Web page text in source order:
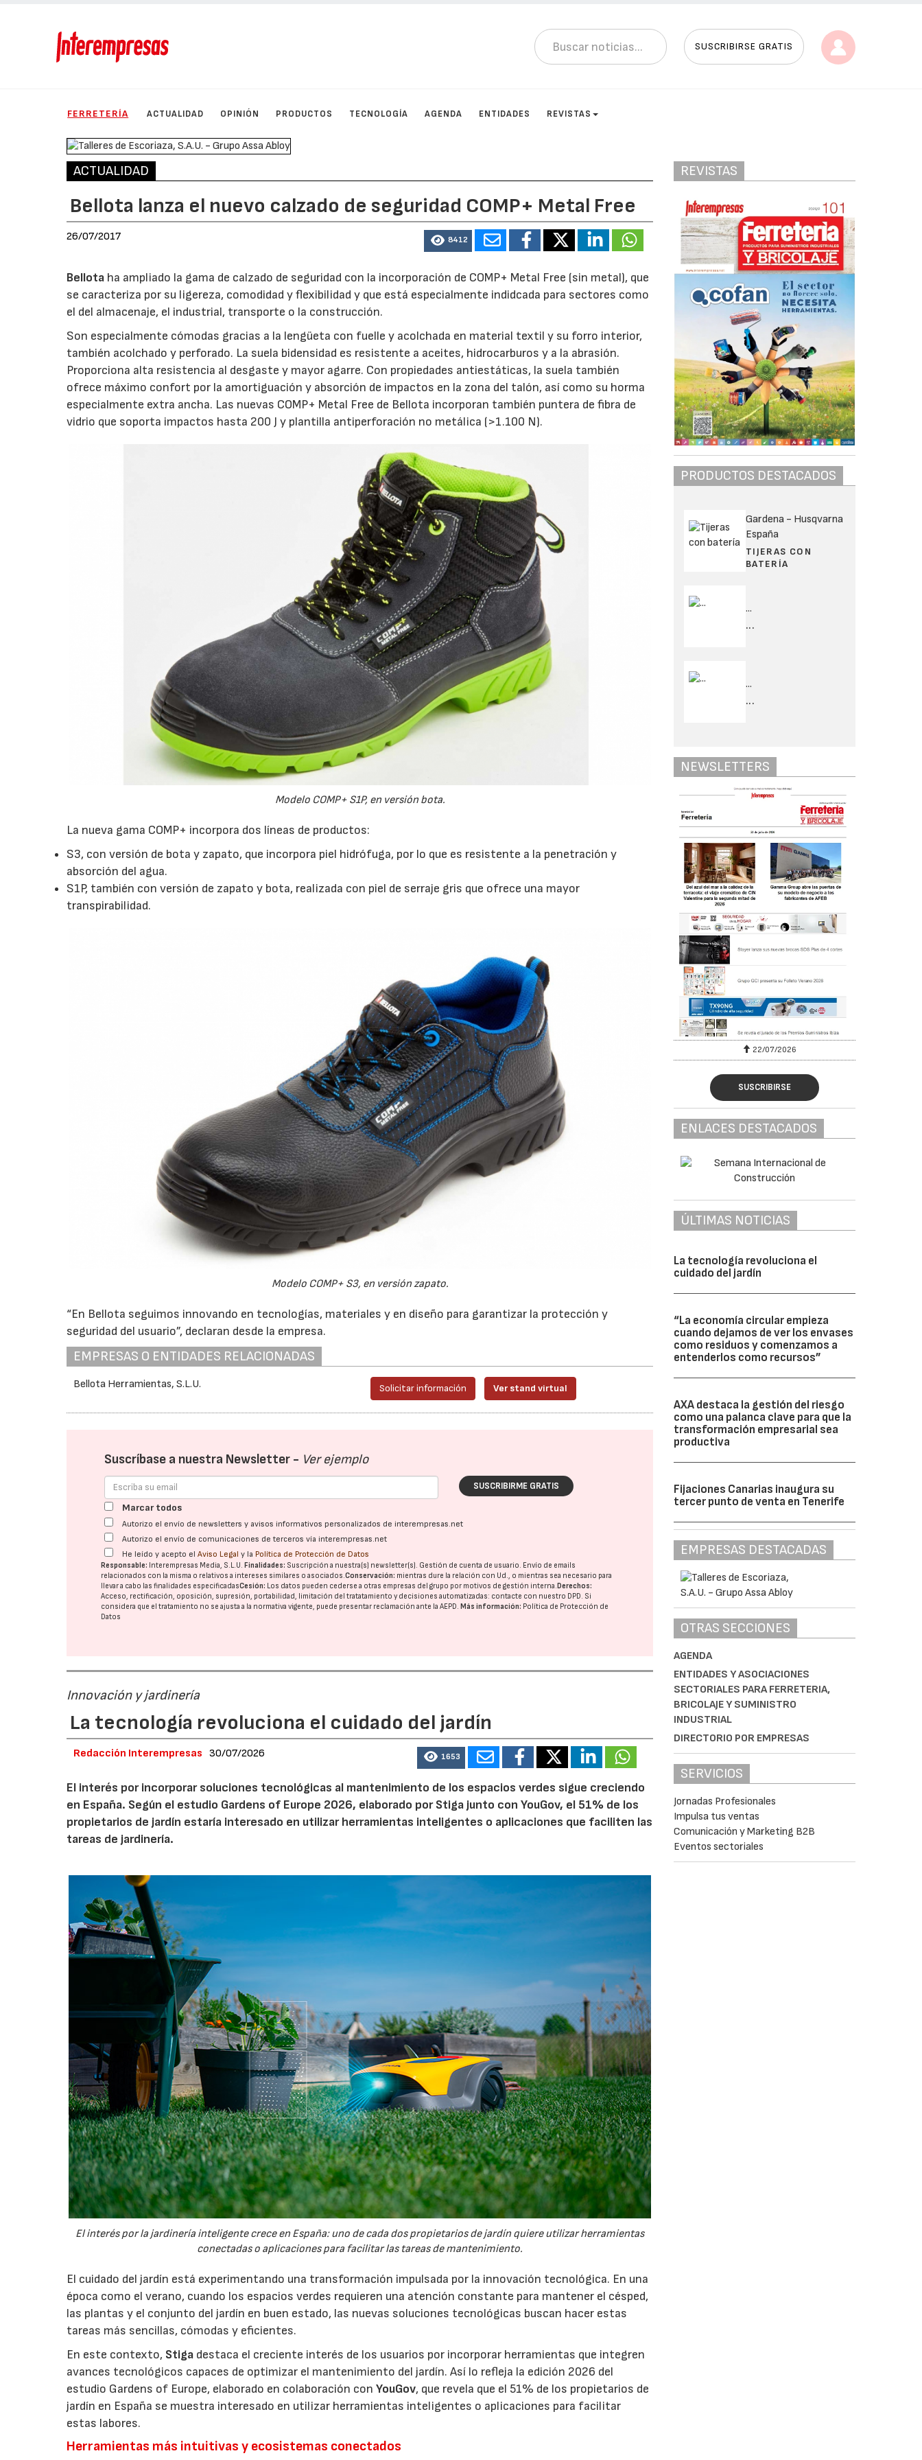
SUSCRIBIRSE GRATIS
FERRETERÍA ACTUALIDAD OPINIÓN PRODUCTOS TECNOLOGÍA AGENDA ENTIDADES REVISTAS
ACTUALIDAD
Bellota lanza el nuevo calzado de seguridad COMP+ Metal Free
26/07/2017 8412
Bellota ha ampliado la gama de calzado de seguridad con la incorporación de COMP+ Metal Free (sin metal), que
se caracteriza por su ligereza, comodidad y flexibilidad y que está especialmente indidcada para sectores como
el del almacenaje, el industrial, transporte o la construcción.
Son especialmente cómodas gracias a la lengüeta con fuelle y acolchada en material textil y su forro interior,
también acolchado y perforado. La suela bidensidad es resistente a aceites, hidrocarburos y a la abrasión.
Proporciona alta resistencia al desgaste y mayor agarre. Con propiedades antiestáticas, la suela también
ofrece máximo confort por la amortiguación y absorción de impactos en la zona del talón, así como su horma
especialmente extra ancha. Las nuevas COMP+ Metal Free de Bellota incorporan también puntera de fibra de
vidrio que soporta impactos hasta 200 J y plantilla antiperforación no metálica (>1.100 N).
Modelo COMP+ S1P, en versión bota.
La nueva gama COMP+ incorpora dos líneas de productos:
S3, con versión de bota y zapato, que incorpora piel hidrófuga, por lo que es resistente a la penetración y
absorción del agua.
S1P, también con versión de zapato y bota, realizada con piel de serraje gris que ofrece una mayor
transpirabilidad.
Modelo COMP+ S3, en versión zapato.
“En Bellota seguimos innovando en tecnologías, materiales y en diseño para garantizar la protección y
seguridad del usuario”, declaran desde la empresa.
EMPRESAS O ENTIDADES RELACIONADAS
Bellota Herramientas, S.L.U. Solicitar información Ver stand virtual
Suscríbase a nuestra Newsletter - Ver ejemplo
SUSCRIBIRME GRATIS
Marcar todos
Autorizo el envío de newsletters y avisos informativos personalizados de interempresas.net
Autorizo el envío de comunicaciones de terceros vía interempresas.net
He leído y acepto elAviso Legal y la Política de Protección de Datos
Responsable: Interempresas Media, S.L.U.Finalidades: Suscripción a nuestra(s) newsletter(s). Gestión de cuenta de usuario. Envío de emails
relacionados con la misma o relativos a intereses similares o asociados.Conservación: mientras dure la relación con Ud., o mientras sea necesario para
llevar a cabo las finalidades especificadasCesión: Los datos pueden cederse a otras empresas del grupo por motivos de gestión interna.Derechos:
Acceso, rectificación, oposición, supresión, portabilidad, limitación del tratatamiento y decisiones automatizadas: contacte con nuestro DPD. Si
considera que el tratamiento no se ajusta a la normativa vigente, puede presentar reclamación ante laAEPD.Más información: Política de Protección de
Datos
Innovación y jardinería
La tecnología revoluciona el cuidado del jardín
Redacción Interempresas 30/07/2026 1653
El interés por incorporar soluciones tecnológicas al mantenimiento de los espacios verdes sigue creciendo
en España. Según el estudio Gardens of Europe 2026, elaborado por Stiga junto con YouGov, el 51% de los
propietarios de jardín estaría interesado en utilizar herramientas inteligentes o aplicaciones que faciliten las
tareas de jardinería.
El interés por la jardinería inteligente crece en España: uno de cada dos propietarios de jardín quiere utilizar herramientas
conectadas o aplicaciones para facilitar las tareas de mantenimiento.
El cuidado del jardín está experimentando una transformación impulsada por la innovación tecnológica. En una
época como el verano, cuando los espacios verdes requieren una atención constante para mantener el césped,
las plantas y el conjunto del jardín en buen estado, las nuevas soluciones tecnológicas buscan hacer estas
tareas más sencillas, cómodas y eficientes.
En este contexto, Stiga destaca el creciente interés de los usuarios por incorporar herramientas que integren
avances tecnológicos capaces de optimizar el mantenimiento del jardín. Así lo refleja la edición 2026 del
estudio Gardens of Europe, elaborado en colaboración conYouGov, que revela que el 51% de los propietarios de
jardín en España se muestra interesado en utilizar herramientas inteligentes o aplicaciones para facilitar
estas labores.
Herramientas más intuitivas y ecosistemas conectados
REVISTAS
PRODUCTOS DESTACADOS
Gardena - Husqvarna
España
TIJERAS CON
BATERÍA
...
...
...
...
NEWSLETTERS
22/07/2026 22/07/2026
SUSCRIBIRSE
ENLACES DESTACADOS
ÚLTIMAS NOTICIAS
La tecnología revoluciona el
cuidado del jardín
“La economía circular empieza
cuando dejamos de ver los envases
como residuos y comenzamos a
entenderlos como recursos”
AXA destaca la gestión del riesgo
como una palanca clave para que la
transformación empresarial sea
productiva
Fijaciones Canarias inaugura su
tercer punto de venta en Tenerife
EMPRESAS DESTACADAS
OTRAS SECCIONES
AGENDA
ENTIDADES Y ASOCIACIONES
SECTORIALES PARA FERRETERIA,
BRICOLAJE Y SUMINISTRO
INDUSTRIAL
DIRECTORIO POR EMPRESAS
SERVICIOS
Jornadas Profesionales
Impulsa tus ventas
Comunicación y Marketing B2B
Eventos sectoriales